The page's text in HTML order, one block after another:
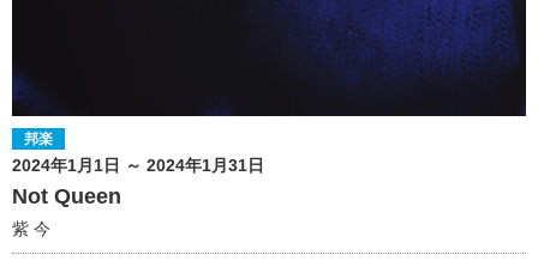
邦楽
2024年1月1日 ～ 2024年1月31日
Not Queen
紫 今